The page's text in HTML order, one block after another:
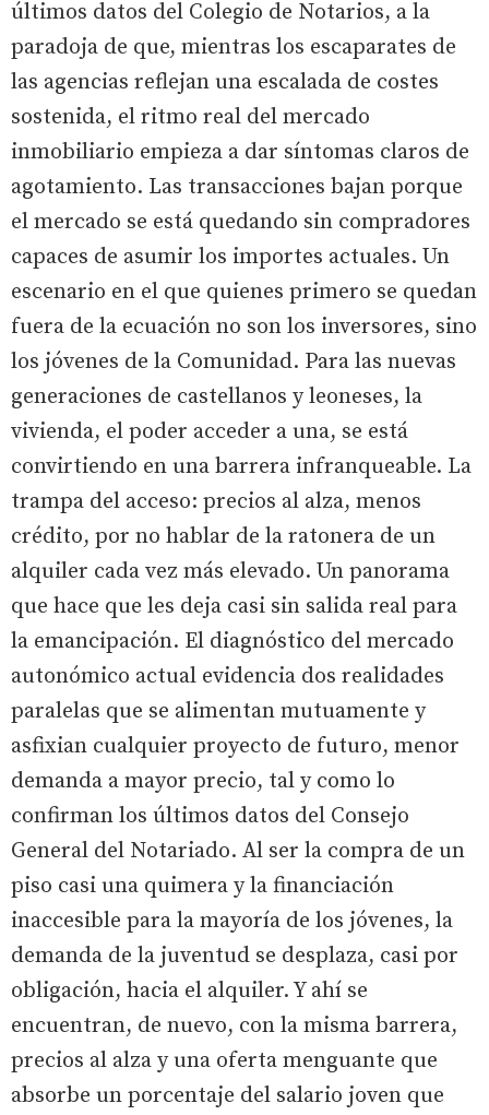
últimos datos del Colegio de Notarios, a la
paradoja de que, mientras los escaparates de
las agencias reflejan una escalada de costes
sostenida, el ritmo real del mercado
inmobiliario empieza a dar síntomas claros de
agotamiento. Las transacciones bajan porque
el mercado se está quedando sin compradores
capaces de asumir los importes actuales. Un
escenario en el que quienes primero se quedan
fuera de la ecuación no son los inversores, sino
los jóvenes de la Comunidad. Para las nuevas
generaciones de castellanos y leoneses, la
vivienda, el poder acceder a una, se está
convirtiendo en una barrera infranqueable. La
trampa del acceso: precios al alza, menos
crédito, por no hablar de la ratonera de un
alquiler cada vez más elevado. Un panorama
que hace que les deja casi sin salida real para
la emancipación. El diagnóstico del mercado
autonómico actual evidencia dos realidades
paralelas que se alimentan mutuamente y
asfixian cualquier proyecto de futuro, menor
demanda a mayor precio, tal y como lo
confirman los últimos datos del Consejo
General del Notariado. Al ser la compra de un
piso casi una quimera y la financiación
inaccesible para la mayoría de los jóvenes, la
demanda de la juventud se desplaza, casi por
obligación, hacia el alquiler. Y ahí se
encuentran, de nuevo, con la misma barrera,
precios al alza y una oferta menguante que
absorbe un porcentaje del salario joven que